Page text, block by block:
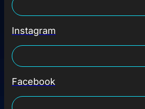
Instagram
Facebook